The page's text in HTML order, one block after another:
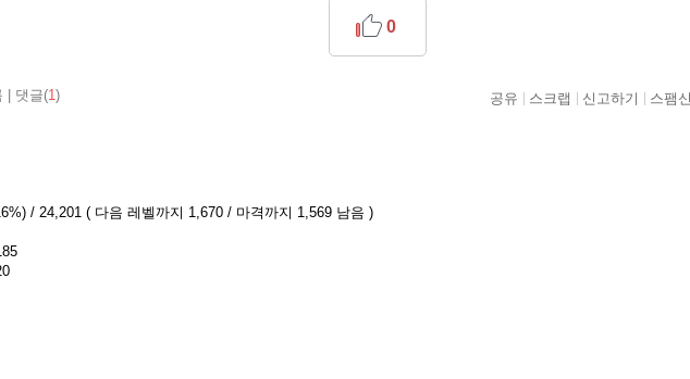
| 댓글(1)
0
공유 스크랩 신고하기 스팸
/ 24,201 ( 다음 레벨까지 1,670 / 마격까지 1,569 남음 )